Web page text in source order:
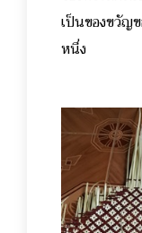
เป็นของขวัญ
หนึ่ง